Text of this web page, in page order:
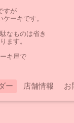
すが
ーキです。
なものは省き
ます。
キ屋で
ー 店舗情報 お